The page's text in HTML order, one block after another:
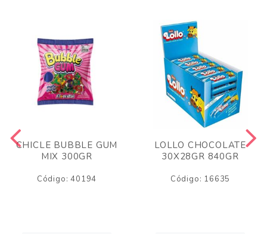
CHICLE BUBBLE GUM
MIX 300GR
Código: 40194
LOLLO CHOCOLATE
30X28GR 840GR
Código: 16635